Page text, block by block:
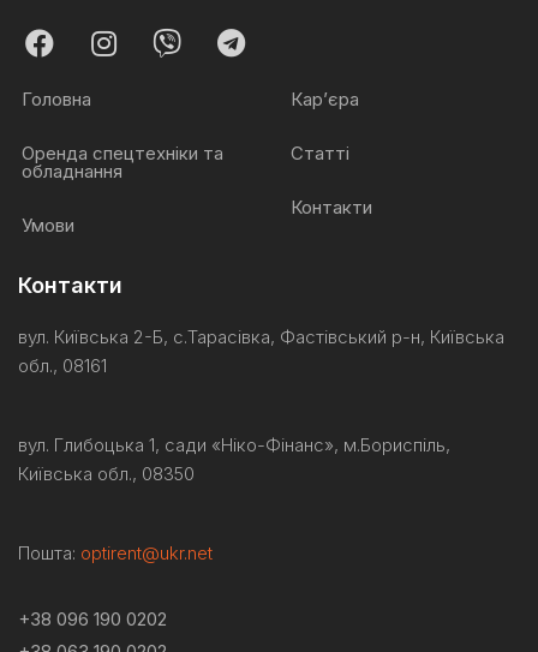
Головна
Оренда спецтехніки та
обладнання
Умови
Кар’єра
Статті
Контакти
Контакти
вул. Київська 2-Б, с.Тарасівка, Фастівський р-н, Київська
обл., 08161
вул. Глибоцька 1, сади «Ніко-Фінанс», м.Бориспіль,
Київська обл., 08350
Пошта: optirent@ukr.net
+38 096 190 0202